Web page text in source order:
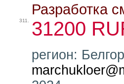
311.
Разработка
31200
регион: